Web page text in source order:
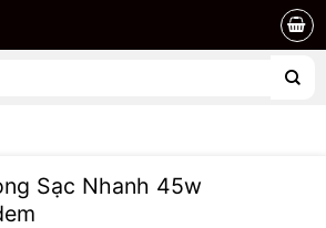
Sạc Nhanh 45w